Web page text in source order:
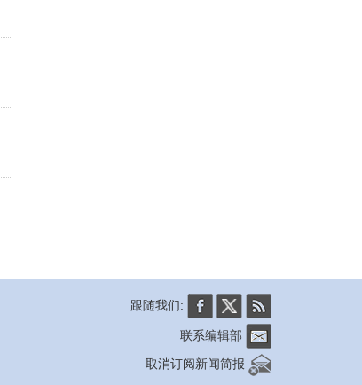
跟随我们:
联系编辑部
取消订阅新闻简报